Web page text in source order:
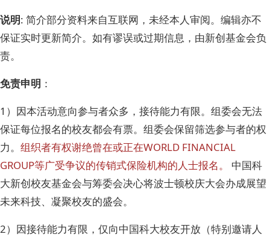
说明: 简介部分资料来自互联网，未经本人审阅。编辑亦不
保证实时更新简介。如有谬误或过期信息，由新创基金会负
责。
免责申明 ：
1）因本活动意向参与者众多，接待能力有限。组委会无法
保证每位报名的校友都会有票。组委会保留筛选参与者的权
力。 组织者有权谢绝曾在或正在WORLD FINANCIAL
GROUP等广受争议的传销式保险机构的人士报名。
中国科
大新创校友基金会与筹委会决心将波士顿校庆大会办成展望
未来科技、凝聚校友的盛会。
2）因接待能力有限，仅向中国科大校友开放（特别邀请人